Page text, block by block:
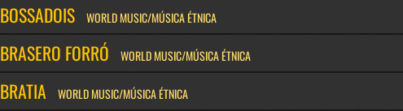
BOSSADOIS WORLD MUSIC/MÚSICA ÉTNICA
BRASERO FORRÓ WORLD MUSIC/MÚSICA ÉTNICA
BRATIA WORLD MUSIC/MÚSICA ÉTNICA